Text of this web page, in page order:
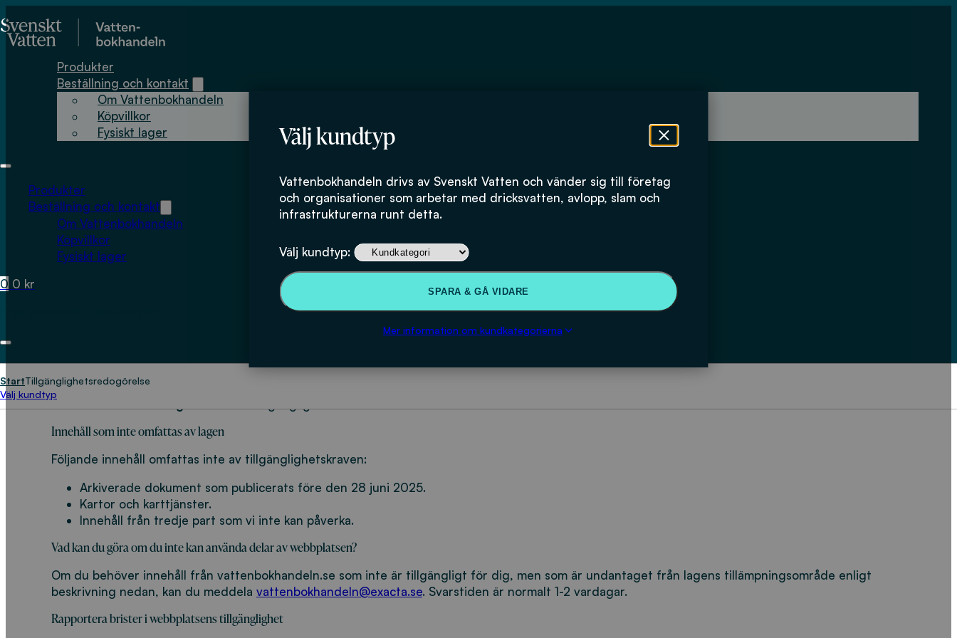
Välj kundtyp
Vattenbokhandeln drivs av Svenskt Vatten och vänder sig till företag
och organisationer som arbetar med dricksvatten, avlopp, slam och
infrastrukturerna runt detta.
Välj kundtyp:
SPARA & GÅ VIDARE
Mer information om kundkategorierna
Produkter
Beställning och kontakt
Om Vattenbokhandeln
Köpvillkor
Fysiskt lager
Produkter
Beställning och kontakt
Om Vattenbokhandeln
Köpvillkor
Fysiskt lager
0 0 kr
StartTillgänglighetsredogörelse
Välj kundtyp
Tillgänglighetsredogörelse
Vattenbokhandeln, som ägs av
ABoch webbutveckling i samarbete med
Vi vill att så många som möjligt ska kunna använda den. Denna redogörelse beskriver hur webbplatsen uppfyller lagen om tillgänglighet till digital
offentlig service, eventuella brister i tillgänglighet samt hur du kan kontakta oss.
Vi har inga kända brister i tillgängligheten för den här webbplatsen. Vi är samtidigt medvetna om att delar av webbplatsen inte är helt tillgängliga. Se
avsnittet om
Innehåll som inte omfattas av lagen
Följande innehåll omfattas inte av tillgänglighetskraven:
Arkiverade dokument som publicerats före den 28 juni 2025.
Kartor och karttjänster.
Innehåll från tredje part som vi inte kan påverka.
Vad kan du göra om du inte kan använda delar av webbplatsen?
Om du behöver innehåll från vattenbokhandeln.se som inte är tillgängligt för dig, men som är undantaget från lagens tillämpningsområde enligt
beskrivning nedan, kan du meddela vattenbokhandeln@exacta.se. Svarstiden är normalt 1-2 vardagar.
Rapportera brister i webbplatsens tillgänglighet